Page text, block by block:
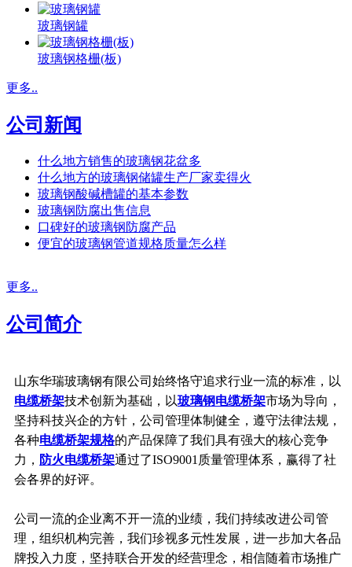
玻璃钢罐
玻璃钢格栅(板)
更多..
公司新闻
什么地方销售的玻璃钢花盆多
什么地方的玻璃钢储罐生产厂家卖得火
玻璃钢酸碱槽罐的基本参数
玻璃钢防腐出售信息
口碑好的玻璃钢防腐产品
便宜的玻璃钢管道规格质量怎么样
更多..
公司简介
山东华瑞玻璃钢有限公司始终恪守追求行业一流的标准，以
电缆桥架技术创新为基础，以玻璃钢电缆桥架市场为导向，
坚持科技兴企的方针，公司管理体制健全，遵守法律法规，
各种电缆桥架规格的产品保障了我们具有强大的核心竞争
力， 防火电缆桥架通过了ISO9001质量管理体系，赢得了社
会各界的好评。
公司一流的企业离不开一流的业绩，我们持续改进公司管
理，组织机构完善，我们珍视多元性发展，进一步加大各品
牌投入力度，坚持联合开发的经营理念，相信随着市场推广